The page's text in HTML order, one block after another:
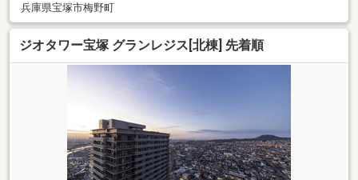
兵庫県宝塚市梅野町
ジオタワー宝塚 グランレジス[北棟] 先着順